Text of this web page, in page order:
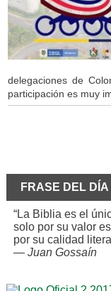
delegaciones de
participación es muy
FRASE DEL DÍA
“La Biblia es el
solo por su valor
por su calidad
— Juan Gossaín